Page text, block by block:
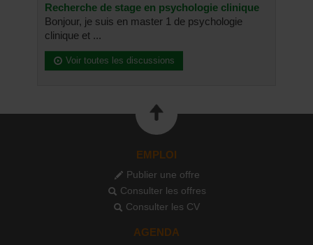
Recherche de stage en psychologie clinique
Bonjour, je suis en master 1 de psychologie
clinique et ...
Voir toutes les discussions
EMPLOI
Publier une offre
Consulter les offres
Consulter les CV
AGENDA